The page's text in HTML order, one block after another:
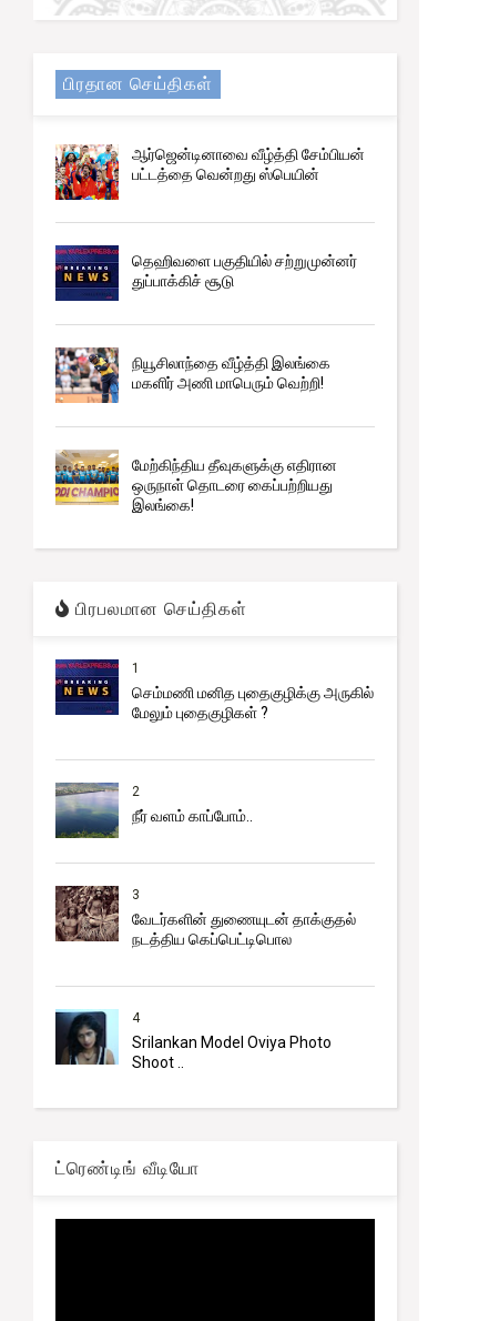
பிரதான செய்திகள்
ஆர்ஜென்டினாவை வீழ்த்தி சேம்பியன்
பட்டத்தை வென்றது ஸ்பெயின்
தெஹிவளை பகுதியில் சற்றுமுன்னர்
துப்பாக்கிச் சூடு
நியூசிலாந்தை வீழ்த்தி இலங்கை
மகளிர் அணி மாபெரும் வெற்றி!
மேற்கிந்திய தீவுகளுக்கு எதிரான
ஒருநாள் தொடரை கைப்பற்றியது
இலங்கை!
பிரபலமான செய்திகள்
1
செம்மணி மனித புதைகுழிக்கு அருகில்
மேலும் புதைகுழிகள் ?
2
நீர் வளம் காப்போம்..
3
வேடர்களின் துணையுடன் தாக்குதல்
நடத்திய கெப்பெட்டிபொல
4
Srilankan Model Oviya Photo
Shoot ..
ட்ரெண்டிங் வீடியோ